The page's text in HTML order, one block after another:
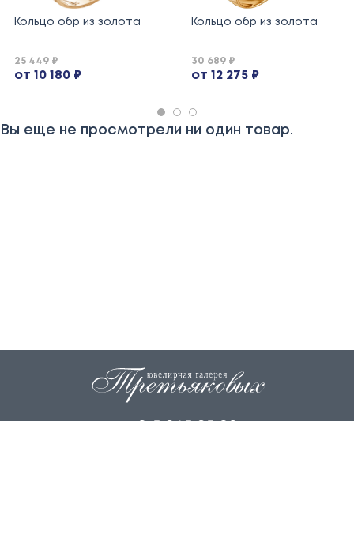
Кольцо обр из золота
от 10 180 ₽
25 449 ₽
Кольцо обр из золота
от 12 275 ₽
30 689 ₽
Вы еще не просмотрели ни один товар.